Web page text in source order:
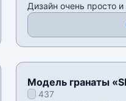
Дизайн очень просто и
Модель гранаты
437